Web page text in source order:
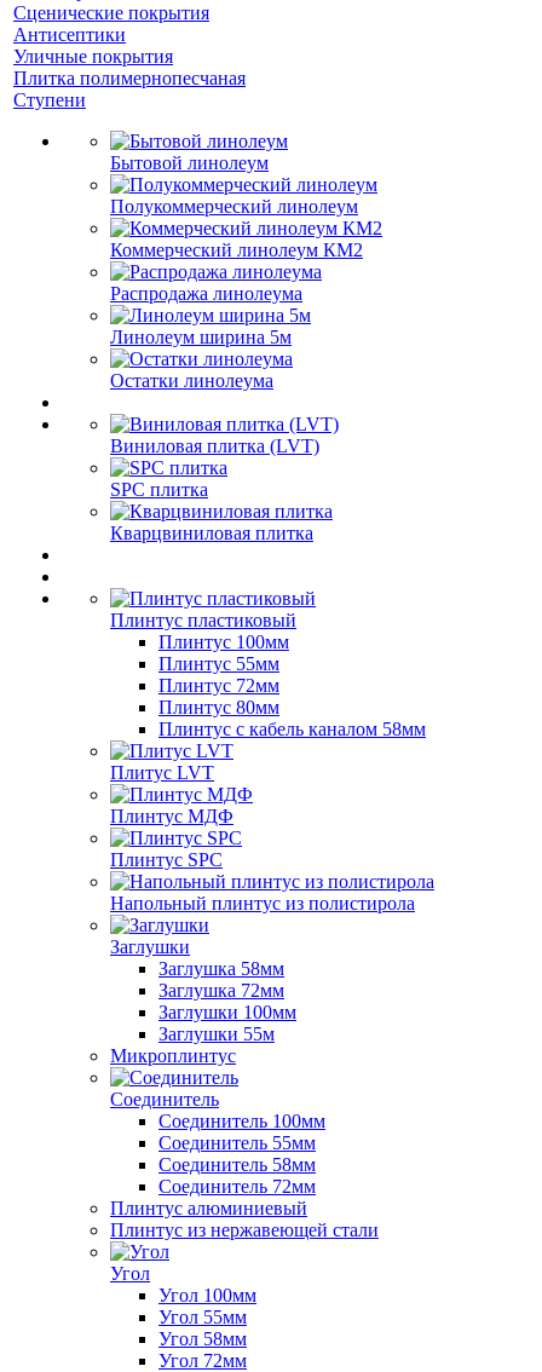
Сценические покрытия
Антисептики
Уличные покрытия
Плитка полимернопесчаная
Ступени
Бытовой линолеум
Полукоммерческий линолеум
Коммерческий линолеум КМ2
Распродажа линолеума
Линолеум ширина 5м
Остатки линолеума
Виниловая плитка (LVT)
SPC плитка
Кварцвиниловая плитка
Плинтус пластиковый
Плинтус 100мм
Плинтус 55мм
Плинтус 72мм
Плинтус 80мм
Плинтус с кабель каналом 58мм
Плитус LVT
Плинтус МДФ
Плинтус SPC
Напольный плинтус из полистирола
Заглушки
Заглушка 58мм
Заглушка 72мм
Заглушки 100мм
Заглушки 55м
Микроплинтус
Соединитель
Соединитель 100мм
Соединитель 55мм
Соединитель 58мм
Соединитель 72мм
Плинтус алюминиевый
Плинтус из нержавеющей стали
Угол
Угол 100мм
Угол 55мм
Угол 58мм
Угол 72мм